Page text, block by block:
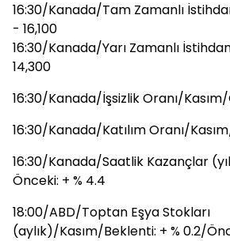
16:30/Kanada/Tam Zamanlı
- 16,100
16:30/Kanada/Yarı Zamanlı
14,300
16:30/Kanada/İşsizlik Oranı/
16:30/Kanada/Katılım Oranı/
16:30/Kanada/Saatlik Kazançlar
Önceki: + % 4.4
18:00/ABD/Toptan Eşya Stokları
(aylık)/Kasım/Beklenti: + % 0.2/